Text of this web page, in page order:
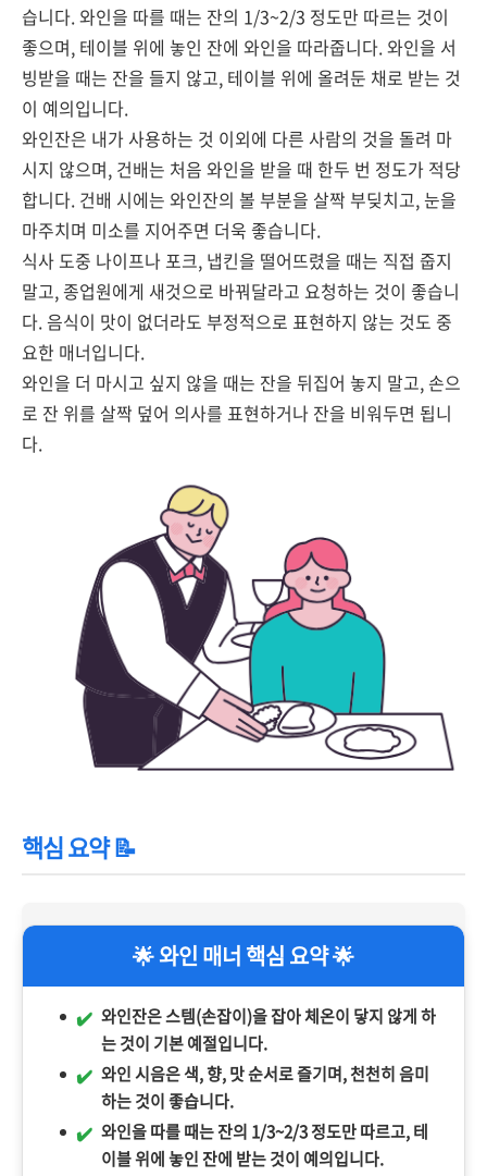
습니다. 와인을 따를 때는 잔의 1/3~2/3 정도만 따르는 것이
좋으며, 테이블 위에 놓인 잔에 와인을 따라줍니다. 와인을 서
빙받을 때는 잔을 들지 않고, 테이블 위에 올려둔 채로 받는 것
이 예의입니다.
와인잔은 내가 사용하는 것 이외에 다른 사람의 것을 돌려 마
시지 않으며, 건배는 처음 와인을 받을 때 한두 번 정도가 적당
합니다. 건배 시에는 와인잔의 볼 부분을 살짝 부딪치고, 눈을
마주치며 미소를 지어주면 더욱 좋습니다.
식사 도중 나이프나 포크, 냅킨을 떨어뜨렸을 때는 직접 줍지
말고, 종업원에게 새것으로 바꿔달라고 요청하는 것이 좋습니
다. 음식이 맛이 없더라도 부정적으로 표현하지 않는 것도 중
요한 매너입니다.
와인을 더 마시고 싶지 않을 때는 잔을 뒤집어 놓지 말고, 손으
로 잔 위를 살짝 덮어 의사를 표현하거나 잔을 비워두면 됩니
다.
핵심 요약 📝
🌟 와인 매너 핵심 요약 🌟
와인잔은 스템(손잡이)을 잡아 체온이 닿지 않게 하
는 것이 기본 예절입니다.
와인 시음은 색, 향, 맛 순서로 즐기며, 천천히 음미
하는 것이 좋습니다.
와인을 따를 때는 잔의 1/3~2/3 정도만 따르고, 테
이블 위에 놓인 잔에 받는 것이 예의입니다.